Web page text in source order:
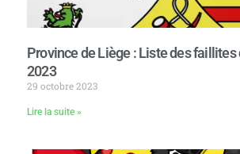
Province de Liège : Liste des faillites
2023
29 octobre 2023
Lire la suite »